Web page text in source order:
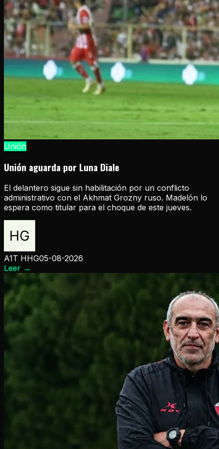
Unión
Unión aguarda por Luna Diale
El delantero sigue sin habilitación por un conflicto
administrativo con el Akhmat Grozny ruso. Madelón lo
espera como titular para el choque de este jueves.
A1T HHG05-08-2026
Leer →